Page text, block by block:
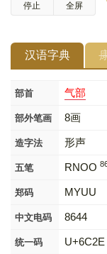
停止 全屏
汉语字典
部首 气部
部外笔画 8画
造字法 形声
五笔 RNOO
郑码 MYUU
中文电码 8644
统一码 U+6C2E